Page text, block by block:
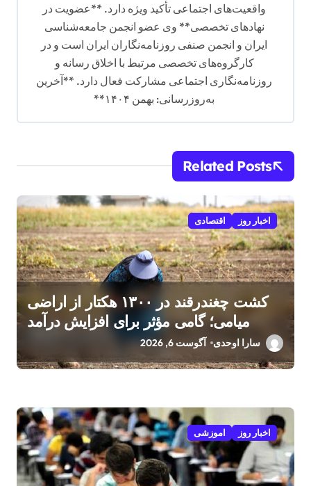
واقعیت‌های اجتماعی تأکید ویژه دارد. **عضویت در
نهادهای تخصصی** وی عضو انجمن جامعه‌شناسی
ایران و انجمن صنفی روزنامه‌نگاران ایران است و در
کارگروه‌های تخصصی مرتبط با اخلاق رسانه و
روزنامه‌نگاری اجتماعی مشارکت فعال دارد. **آخرین
به‌روزرسانی: بهمن ۱۴۰۴**
Related Posts
اخبار روز اقتصادی
کشت چغندرقند در ۱۳۰۰ هکتار از اراضی
میامی؛ گامی مؤثر برای افزایش درآمد
سارا اوحدی آگوست 6, 2026
اخبار روز اموزشی